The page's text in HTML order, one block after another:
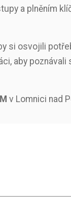
a plněním
si osvojili
aby
v Lomnici nad